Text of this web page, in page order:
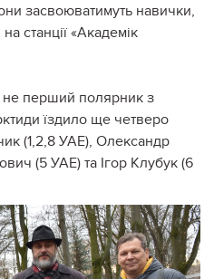
засвоюватимуть навички,
станції «Академік
не перший полярник з
їздило ще четверо
(1,2,8 УАЕ), Олександр
(5 УАЕ) та Ігор Клубук (6